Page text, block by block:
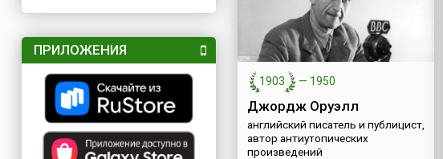
ПРИЛОЖЕНИЯ
1903 — 1950
Джордж Оруэлл
английский писатель и публицист,
автор антиутопических
произведений